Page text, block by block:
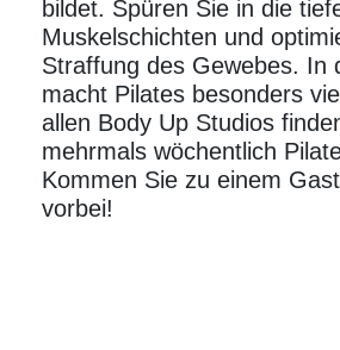
bildet. Spüren Sie in die
Muskelschichten und
Straffung des Gewebes. In
macht Pilates besonders
allen Body Up Studios
mehrmals wöchentlich
Kommen Sie zu einem
vorbei!